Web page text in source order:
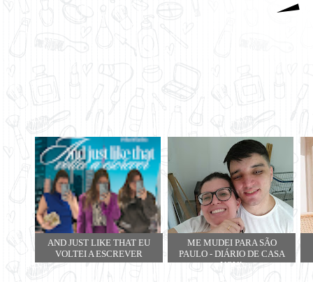
AND JUST LIKE THAT EU
VOLTEI A ESCREVER
ME MUDEI PARA SÃO
PAULO - DIÁRIO DE CASA
NOVA